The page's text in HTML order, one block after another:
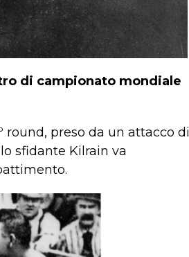
di campionato mondiale
round, preso da un attacco di
sfidante Kilrain va